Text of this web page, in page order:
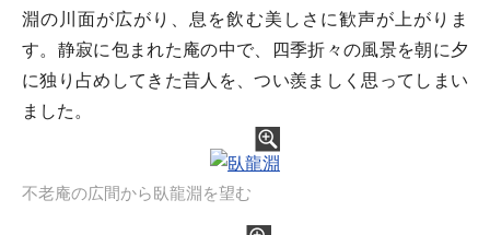
淵の川面が広がり、息を飲む美しさに歓声が上がりま
す。静寂に包まれた庵の中で、四季折々の風景を朝に夕
に独り占めしてきた昔人を、つい羨ましく思ってしまい
ました。
不老庵の広間から臥龍淵を望む